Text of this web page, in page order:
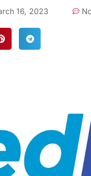
16, 2023